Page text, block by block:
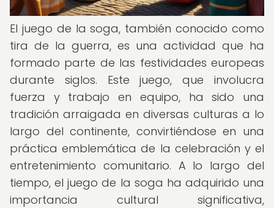
El juego de la soga, también conocido como
tira de la guerra, es una actividad que ha
formado parte de las festividades europeas
durante siglos. Este juego, que involucra
fuerza y trabajo en equipo, ha sido una
tradición arraigada en diversas culturas a lo
largo del continente, convirtiéndose en una
práctica emblemática de la celebración y el
entretenimiento comunitario. A lo largo del
tiempo, el juego de la soga ha adquirido una
importancia cultural significativa,